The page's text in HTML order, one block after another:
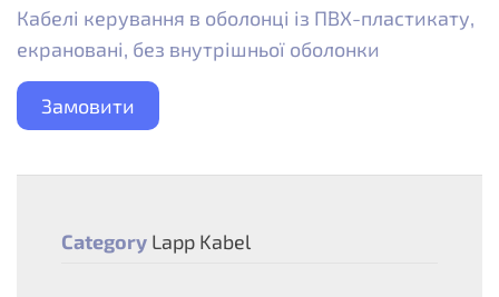
Кабелі керування в оболонці із ПВХ-пластикату,
екрановані, без внутрішньої оболонки
Замовити
Category Lapp Kabel